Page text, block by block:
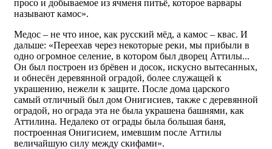
просо и добываемое из ячменя питьё, которое варвары
называют камос».
Медос – не что иное, как русский мёд, а камос – квас. И
дальше: «Переехав через некоторые реки, мы прибыли в
одно огромное селение, в котором был дворец Аттилы...
Он был построен из брёвен и досок, искусно вытесанных,
и обнесён деревянной оградой, более служащей к
украшению, нежели к защите. После дома царского
самый отличный был дом Онигисиев, также с деревянной
оградой, но ограда эта не была украшена башнями, как
Аттилина. Недалеко от ограды была большая баня,
построенная Онигисием, имевшим после Аттилы
величайшую силу между скифами».